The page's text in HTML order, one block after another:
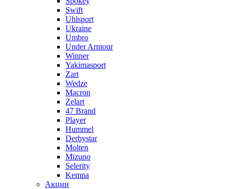
Swift
Uhlsport
Ukraine
Umbro
Under Armour
Winner
Yakimasport
Zart
Wedze
Macron
Zelart
47 Brand
Player
Hummel
Derbystar
Molten
Mizuno
Selerity
Kempa
Акции